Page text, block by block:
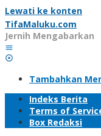
Lewati ke konten
TifaMaluku.com
Jernih Mengabarkan
Tambahkan
Indeks Berita
Terms of
Box Redaksi